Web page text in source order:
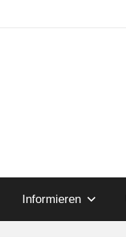
Informieren